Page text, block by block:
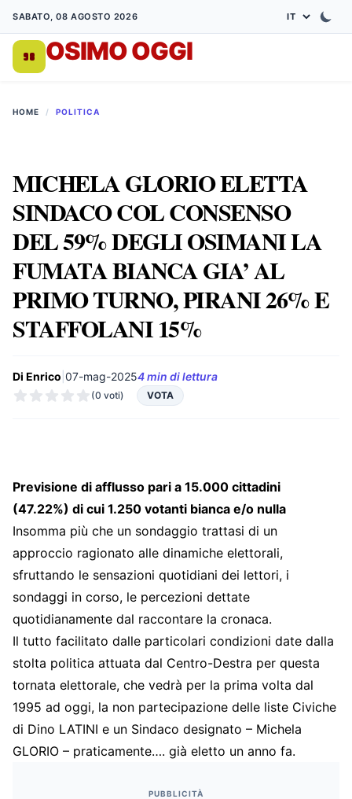
SABATO, 08 AGOSTO 2026
OSIMO OGGI
HOME / POLITICA
MICHELA GLORIO ELETTA
SINDACO COL CONSENSO
DEL 59% DEGLI OSIMANI LA
FUMATA BIANCA GIA’ AL
PRIMO TURNO, PIRANI 26% E
STAFFOLANI 15%
Di Enrico 07-mag-20254 min di lettura
(0 voti) VOTA
Previsione di afflusso pari a 15.000 cittadini
(47.22%) di cui 1.250 votanti bianca e/o nulla
Insomma più che un sondaggio trattasi di un
approccio ragionato alle dinamiche elettorali,
sfruttando le sensazioni quotidiani dei lettori, i
sondaggi in corso, le percezioni dettate
quotidianamente dal raccontare la cronaca.
Il tutto facilitato dalle particolari condizioni date dalla
stolta politica attuata dal Centro-Destra per questa
tornata elettorale, che vedrà per la prima volta dal
1995 ad oggi, la non partecipazione delle liste Civiche
di Dino LATINI e un Sindaco designato – Michela
GLORIO – praticamente…. già eletto un anno fa.
PUBBLICITÀ